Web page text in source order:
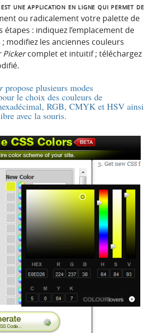
est une application en ligne qui permet de
ou radicalement votre palette de
: indiquez l’emplacement de
; modifiez les anciennes couleurs
Pickercomplet et intuitif ; téléchargez
propose plusieurs modes
le choix des couleurs de
RGB, CMYK et HSV ainsi
avec la souris.